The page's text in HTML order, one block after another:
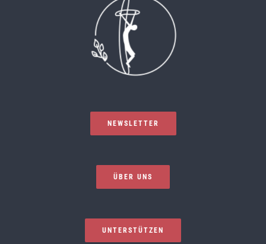
NEWSLETTER
ÜBER UNS
UNTERSTÜTZEN